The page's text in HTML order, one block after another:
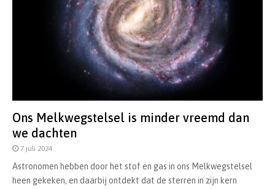
Ons Melkwegstelsel is minder vreemd dan
we dachten
7 juli 2024
Astronomen hebben door het stof en gas in ons Melkwegstelsel
heen gekeken, en daarbij ontdekt dat de sterren in zijn kern